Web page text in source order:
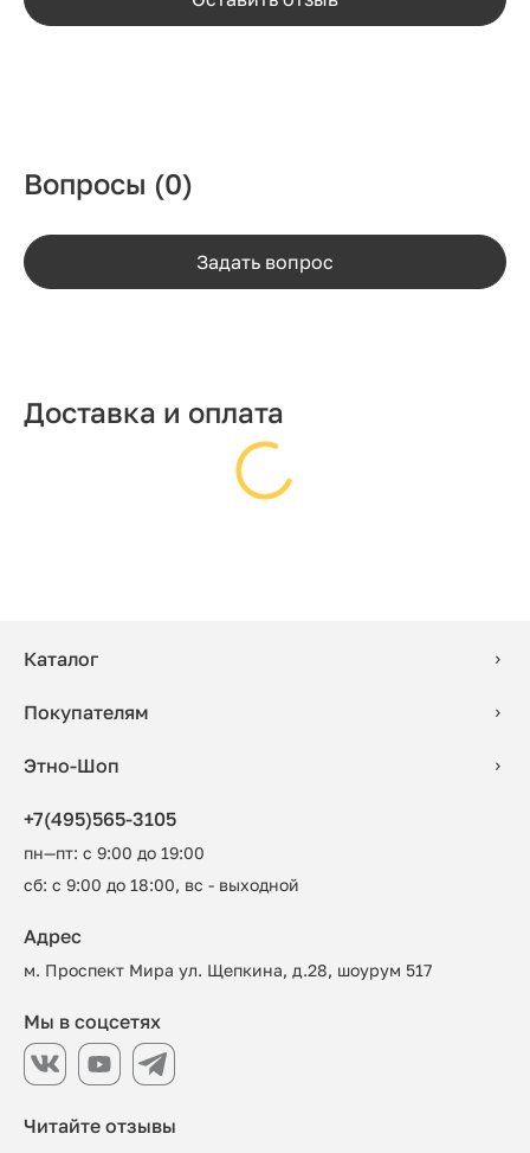
Вопросы (0)
Задать вопрос
Доставка и оплата
Каталог
Покупателям
Этно-Шоп
+7(495)565-3105
пн—пт: с 9:00 до 19:00
сб: с 9:00 до 18:00, вс - выходной
Читайте отзывы
Адрес
м. Проспект Мира ул. Щепкина, д.28, шоурум 517
Мы в соцсетях